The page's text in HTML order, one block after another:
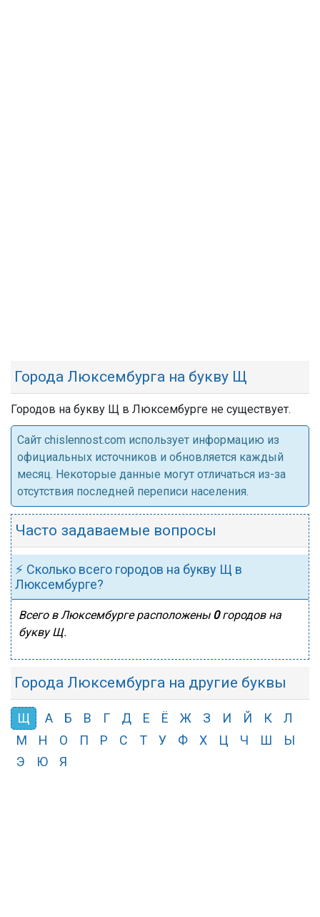
Города Люксембурга на букву Щ
Городов на букву Щ в Люксембурге не существует.
Cайт chislennost.com использует информацию из
официальных источников и обновляется каждый
месяц. Некоторые данные могут отличаться из-за
отсутствия последней переписи населения.
Часто задаваемые вопросы
⚡ Сколько всего городов на букву Щ в
Люксембурге?
Всего в Люксембурге расположены 0городов на
букву Щ.
Города Люксембурга на другие буквы
Щ А Б В Г Д Е Ё Ж З И Й К
Л
М
Н О П Р С Т У Ф Х Ц Ч Ш
Ы
Э
Ю Я